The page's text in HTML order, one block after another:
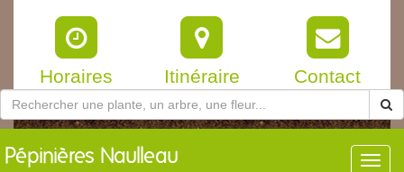
Horaires Itinéraire Contact
Pépinières Naulleau